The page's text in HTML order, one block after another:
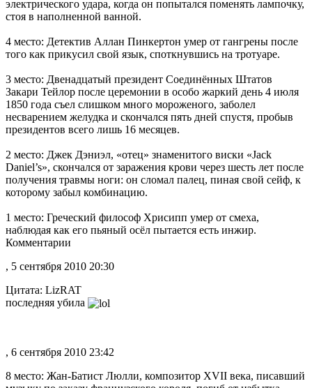
электрического удара, когда он попытался поменять лампочку,
стоя в наполненной ванной.
4 место: Детектив Аллан Пинкертон умер от гангрены после
того как прикусил свой язык, споткнувшись на тротуаре.
3 место: Двенадцатый президент Соединённых Штатов
Закари Тейлор после церемонии в особо жаркий день 4 июля
1850 года съел слишком много мороженого, заболел
несварением желудка и скончался пять дней спустя, пробыв
президентов всего лишь 16 месяцев.
2 место: Джек Дэниэл, «отец» знаменитого виски «Jack
Daniel’s», скончался от заражения крови через шесть лет после
получения травмы ноги: он сломал палец, пиная свой сейф, к
которому забыл комбинацию.
1 место: Греческий философ Хрисипп умер от смеха,
наблюдая как его пьяный осёл пытается есть инжир.
Комментарии
, 5 сентября 2010 20:30
Цитата: LizRAT
последняя убила
, 6 сентября 2010 23:42
8 место: Жан-Батист Люлли, композитор XVII века, писавший